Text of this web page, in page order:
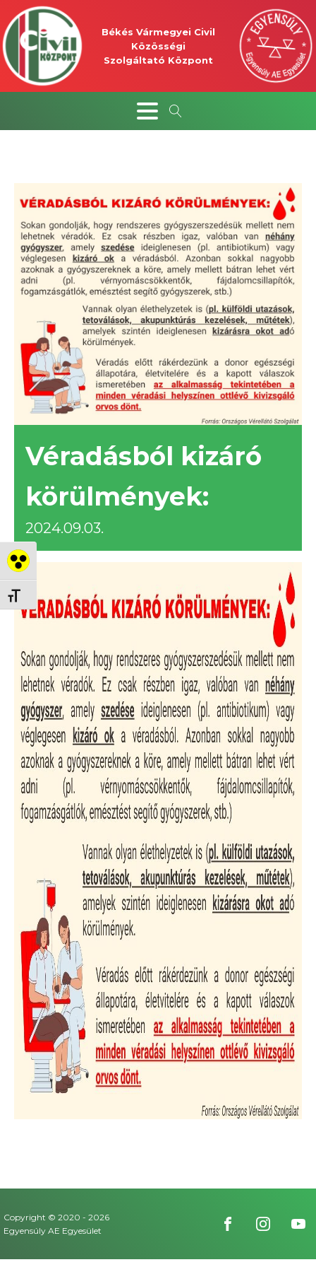
Nagy kontraszt váltása
Betűméret váltása
Békés Vármegyei Civil
Közösségi
Szolgáltató Központ
Véradásból kizáró
körülmények:
2024.09.03.
Copyright © 2020 - 2026
Egyensúly AE Egyesület